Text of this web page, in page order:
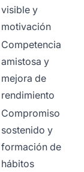
visible y
motivación
Competencia
amistosa y
mejora de
rendimiento
Compromiso
sostenido y
formación de
hábitos